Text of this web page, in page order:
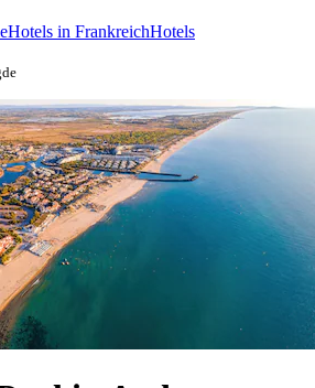
Hotels in FrankreichHotels